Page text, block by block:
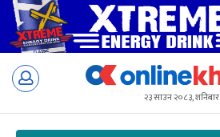
Skip
२३ साउन २०८३, शनिबार